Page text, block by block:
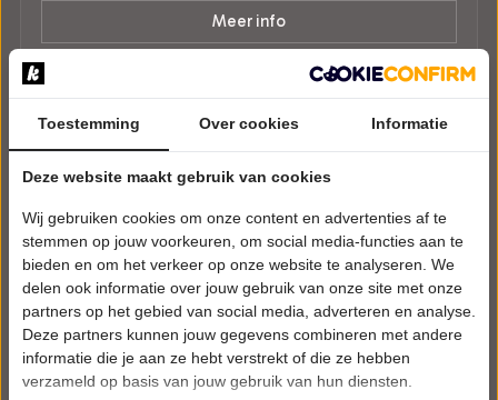
Meer info
Toestemming Over cookies Informatie
Deze website maakt gebruik van cookies
Wij gebruiken cookies om onze content en advertenties af te
stemmen op jouw voorkeuren, om social media-functies aan te
bieden en om het verkeer op onze website te analyseren. We
delen ook informatie over jouw gebruik van onze site met onze
partners op het gebied van social media, adverteren en analyse.
Deze partners kunnen jouw gegevens combineren met andere
informatie die je aan ze hebt verstrekt of die ze hebben
verzameld op basis van jouw gebruik van hun diensten.